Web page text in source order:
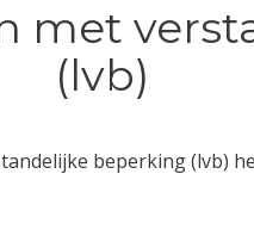
met
(lvb)
beperking (lvb)